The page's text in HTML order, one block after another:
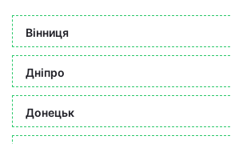
Вінниця
Дніпро
Донецьк